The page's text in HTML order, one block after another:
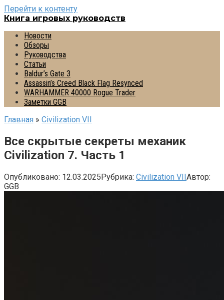
Перейти к контенту
Книга игровых руководств
Новости
Обзоры
Руководства
Статьи
Baldur’s Gate 3
Assassin’s Creed Black Flag Resynced
WARHAMMER 40000 Rogue Trader
Заметки GGB
Главная » Civilization VII
Все скрытые секреты механик
Civilization 7. Часть 1
Опубликовано: 12.03.2025Рубрика: Civilization VIIАвтор:
GGB